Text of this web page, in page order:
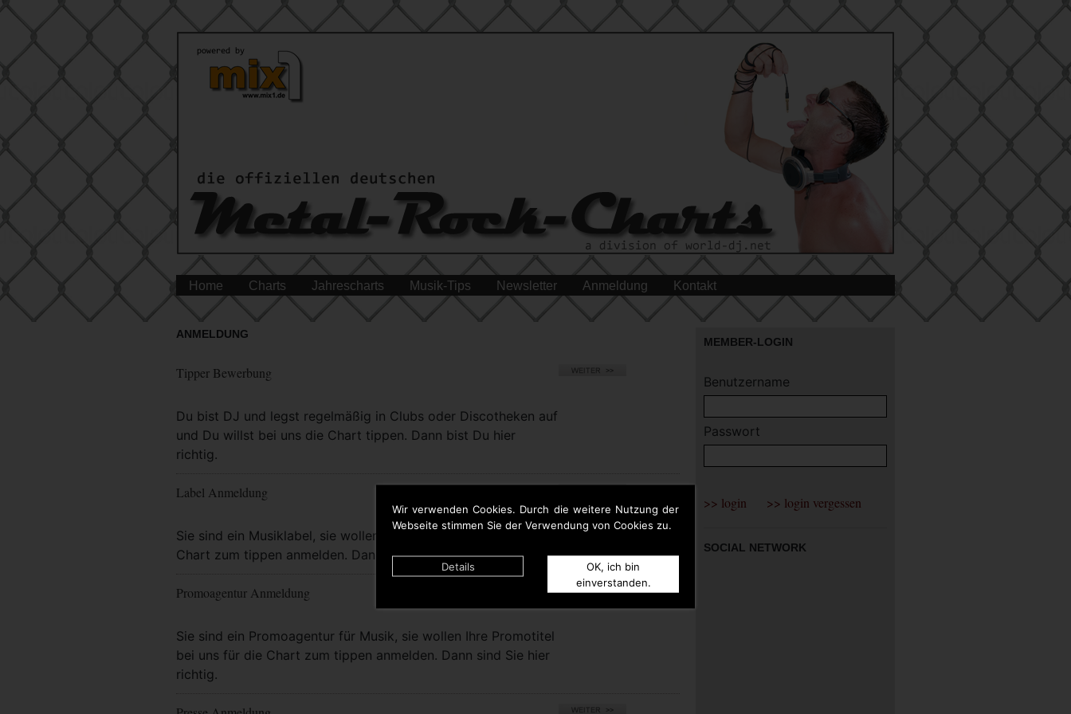
Wir verwenden Cookies. Durch die weitere Nutzung der
Webseite stimmen Sie der Verwendung von Cookies zu.
Details
OK, ich bin
einverstanden.
Home Charts Jahrescharts Musik-Tips Newsletter Anmeldung Kontakt
ANMELDUNG
Tipper Bewerbung
Du bist DJ und legst regelmäßig in Clubs oder Discotheken auf
und Du willst bei uns die Chart tippen. Dann bist Du hier
richtig.
Mehr Info
Label Anmeldung
Sie sind ein Musiklabel, sie wollen bei uns eigene Titel für die
Chart zum tippen anmelden. Dann sind Sie hier richtig.
Mehr Info
Promoagentur Anmeldung
Sie sind ein Promoagentur für Musik, sie wollen Ihre Promotitel
bei uns für die Chart zum tippen anmelden. Dann sind Sie hier
richtig.
Mehr Info
MEMBER-LOGIN
Benutzername
Passwort
SOCIAL NETWORK